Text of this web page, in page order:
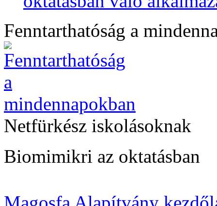
Fenntarthatóság a
Netfürkész iskolásoknak
Biomimikri az oktatásban